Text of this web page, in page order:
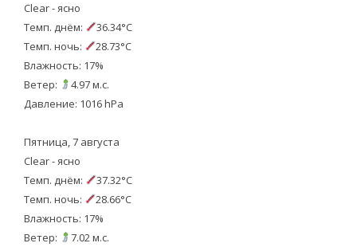
Clear - ясно
Темп. днём:
36.34°C
Темп. ночь:
28.73°C
Влажность: 17%
Ветер:
4.97 м.с.
Давление: 1016 hPa
Пятница, 7 августа
Clear - ясно
Темп. днём:
37.32°C
Темп. ночь:
28.66°C
Влажность: 17%
Ветер:
7.02 м.с.